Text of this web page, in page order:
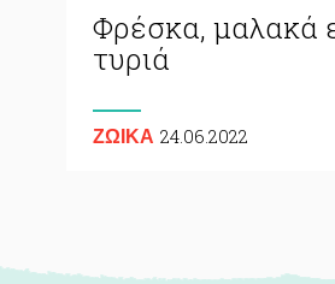
Φρέσκα, μαλακά
τυριά
ΖΩΙΚA 24.06.2022